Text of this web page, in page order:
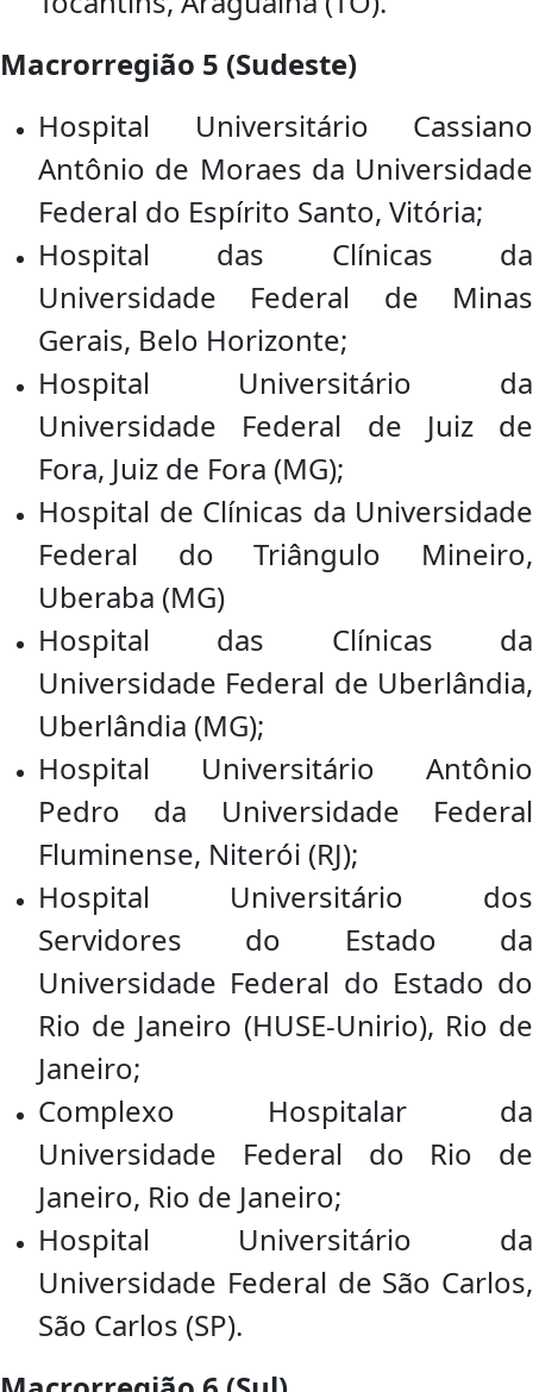
Macrorregião 5 (Sudeste)
Hospital Universitário Cassiano
Antônio de Moraes da Universidade
Federal do Espírito Santo, Vitória;
Hospital das Clínicas da
Universidade Federal de Minas
Gerais, Belo Horizonte;
Hospital Universitário da
Universidade Federal de Juiz de
Fora, Juiz de Fora (MG);
Hospital de Clínicas da Universidade
Federal do Triângulo Mineiro,
Uberaba (MG)
Hospital das Clínicas da
Universidade Federal de Uberlândia,
Uberlândia (MG);
Hospital Universitário Antônio
Pedro da Universidade Federal
Fluminense, Niterói (RJ);
Hospital Universitário dos
Servidores do Estado da
Universidade Federal do Estado do
Rio de Janeiro (HUSE-Unirio), Rio de
Janeiro;
Complexo Hospitalar da
Universidade Federal do Rio de
Janeiro, Rio de Janeiro;
Hospital Universitário da
Universidade Federal de São Carlos,
São Carlos (SP).